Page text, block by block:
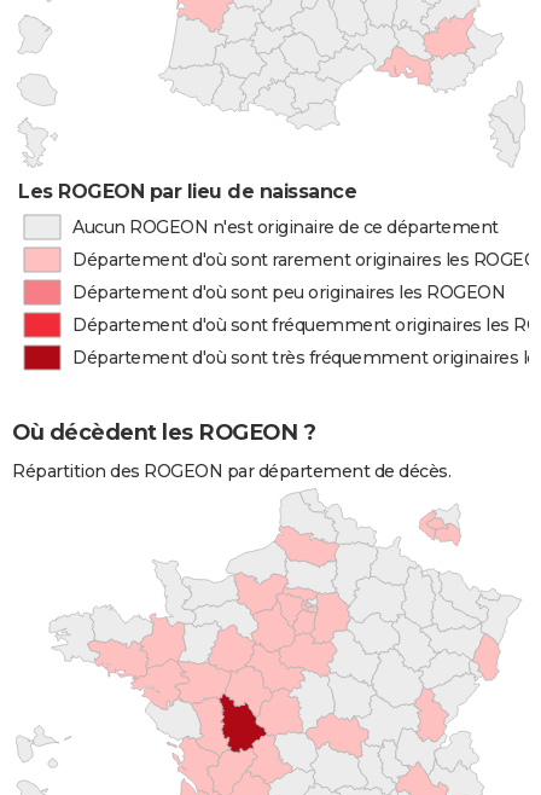
Les ROGEON par lieu de naissance
Aucun ROGEON n'est originaire de ce département
Département d'où sont rarement originaires les
Département d'où sont peu originaires les ROGEON
Département d'où sont fréquemment originaires les
Département d'où sont très fréquemment originaires
Où décèdent les ROGEON ?
Répartition des ROGEON par département de décès.